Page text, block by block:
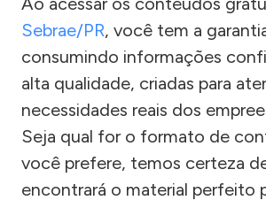
Sebrae/PR, você tem a
consumindo informações
alta qualidade, criadas para
necessidades reais dos
Seja qual for o formato de
você prefere, temos certeza
encontrará o material perfeito